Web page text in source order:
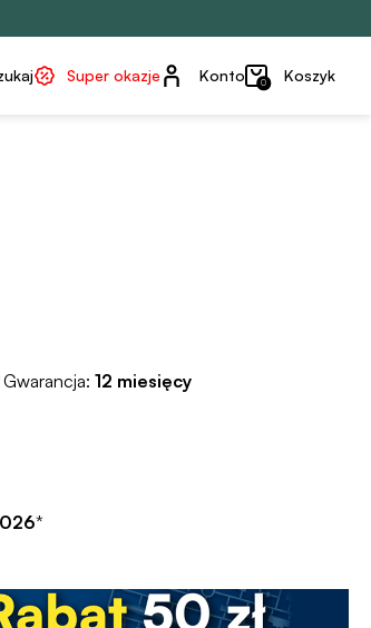
Super okazje Konto
Konto 0 Koszyk
Gwarancja: 12 miesięcy
*